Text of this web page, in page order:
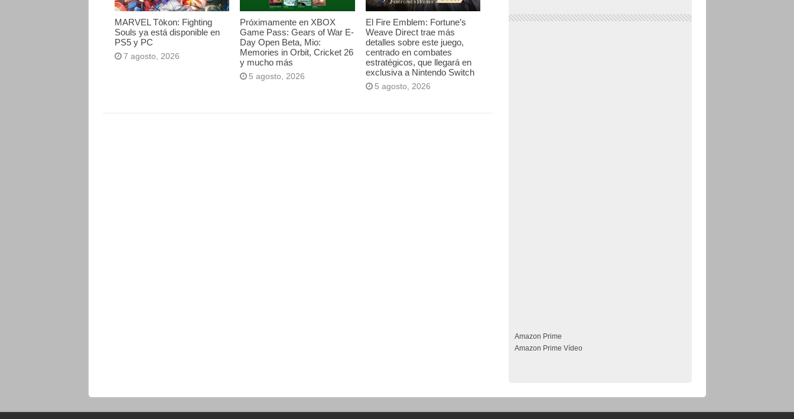
MARVEL Tōkon: Fighting
Souls ya está disponible en
PS5 y PC
7 agosto, 2026
Próximamente en XBOX
Game Pass: Gears of War E-
Day Open Beta, Mio:
Memories in Orbit, Cricket 26
y mucho más
5 agosto, 2026
El Fire Emblem: Fortune’s
Weave Direct trae más
detalles sobre este juego,
centrado en combates
estratégicos, que llegará en
exclusiva a Nintendo Switch
5 agosto, 2026
Amazon Prime
Amazon Prime Vídeo